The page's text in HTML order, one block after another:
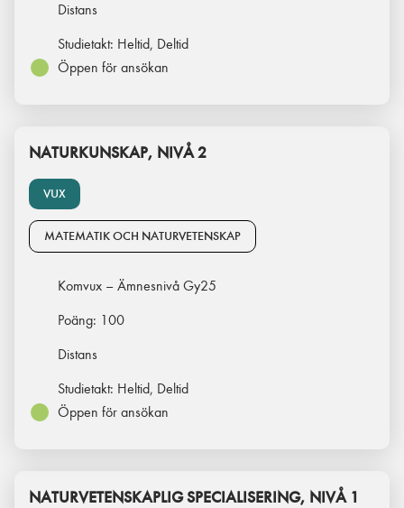
Distans
Studietakt: Heltid, Deltid
Öppen för ansökan
VUX
NATURKUNSKAP, NIVÅ 2
MATEMATIK OCH NATURVETENSKAP
Komvux – Ämnesnivå Gy25
Poäng: 100
Distans
Studietakt: Heltid, Deltid
Öppen för ansökan
NATURVETENSKAPLIG SPECIALISERING, NIVÅ 1